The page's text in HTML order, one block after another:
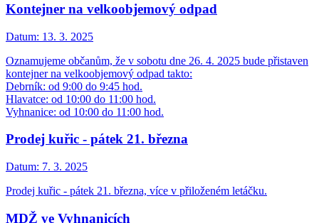
Kontejner na velkoobjemový odpad
Datum: 13. 3. 2025
Oznamujeme občanům, že v sobotu dne 26. 4. 2025 bude přistaven
kontejner na velkoobjemový odpad takto:
Debrník: od 9:00 do 9:45 hod.
Hlavatce: od 10:00 do 11:00 hod.
Vyhnanice: od 10:00 do 11:00 hod.
Prodej kuřic - pátek 21. března
Datum: 7. 3. 2025
Prodej kuřic - pátek 21. března, více v přiloženém letáčku.
MDŽ ve Vyhnanicích